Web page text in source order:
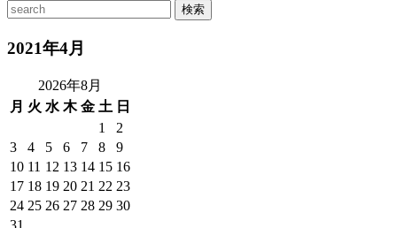
2021年4月
2026年8月
月 火 水 木 金 土 日
1
2
3
4 5 6 7 8
9
10 11 12 13 14 15 16
17 18 19 20 21 22 23
24 25 26 27 28 29 30
31